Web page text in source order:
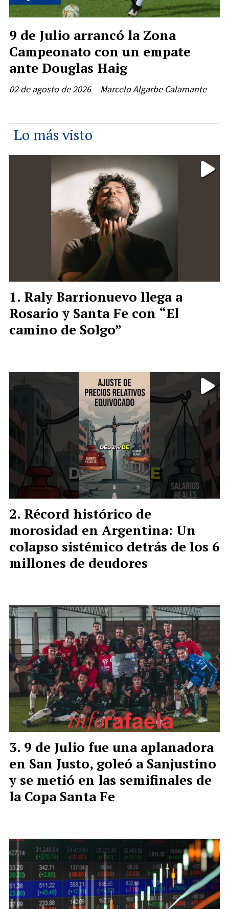
9 de Julio arrancó la Zona
Campeonato con un empate
ante Douglas Haig
Marcelo Algarbe Calamante
02 de agosto de 2026
Lo más visto
Raly Barrionuevo llega a
Rosario y Santa Fe con “El
camino de Solgo”
Récord histórico de
morosidad en Argentina: Un
colapso sistémico detrás de los 6
millones de deudores
9 de Julio fue una aplanadora
en San Justo, goleó a Sanjustino
y se metió en las semifinales de
la Copa Santa Fe